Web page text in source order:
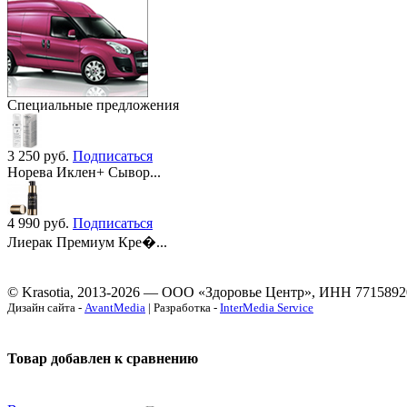
Специальные предложения
3 250 руб. Подписаться
Норева Иклен+ Сывор...
4 990 руб. Подписаться
Лиерак Премиум Кре�...
© Krasotia, 2013-2026 — ООО «Здоровье Центр», ИНН
Дизайн сайта - AvantMedia | Разработка - InterMedia Service
Товар добавлен к сравнению